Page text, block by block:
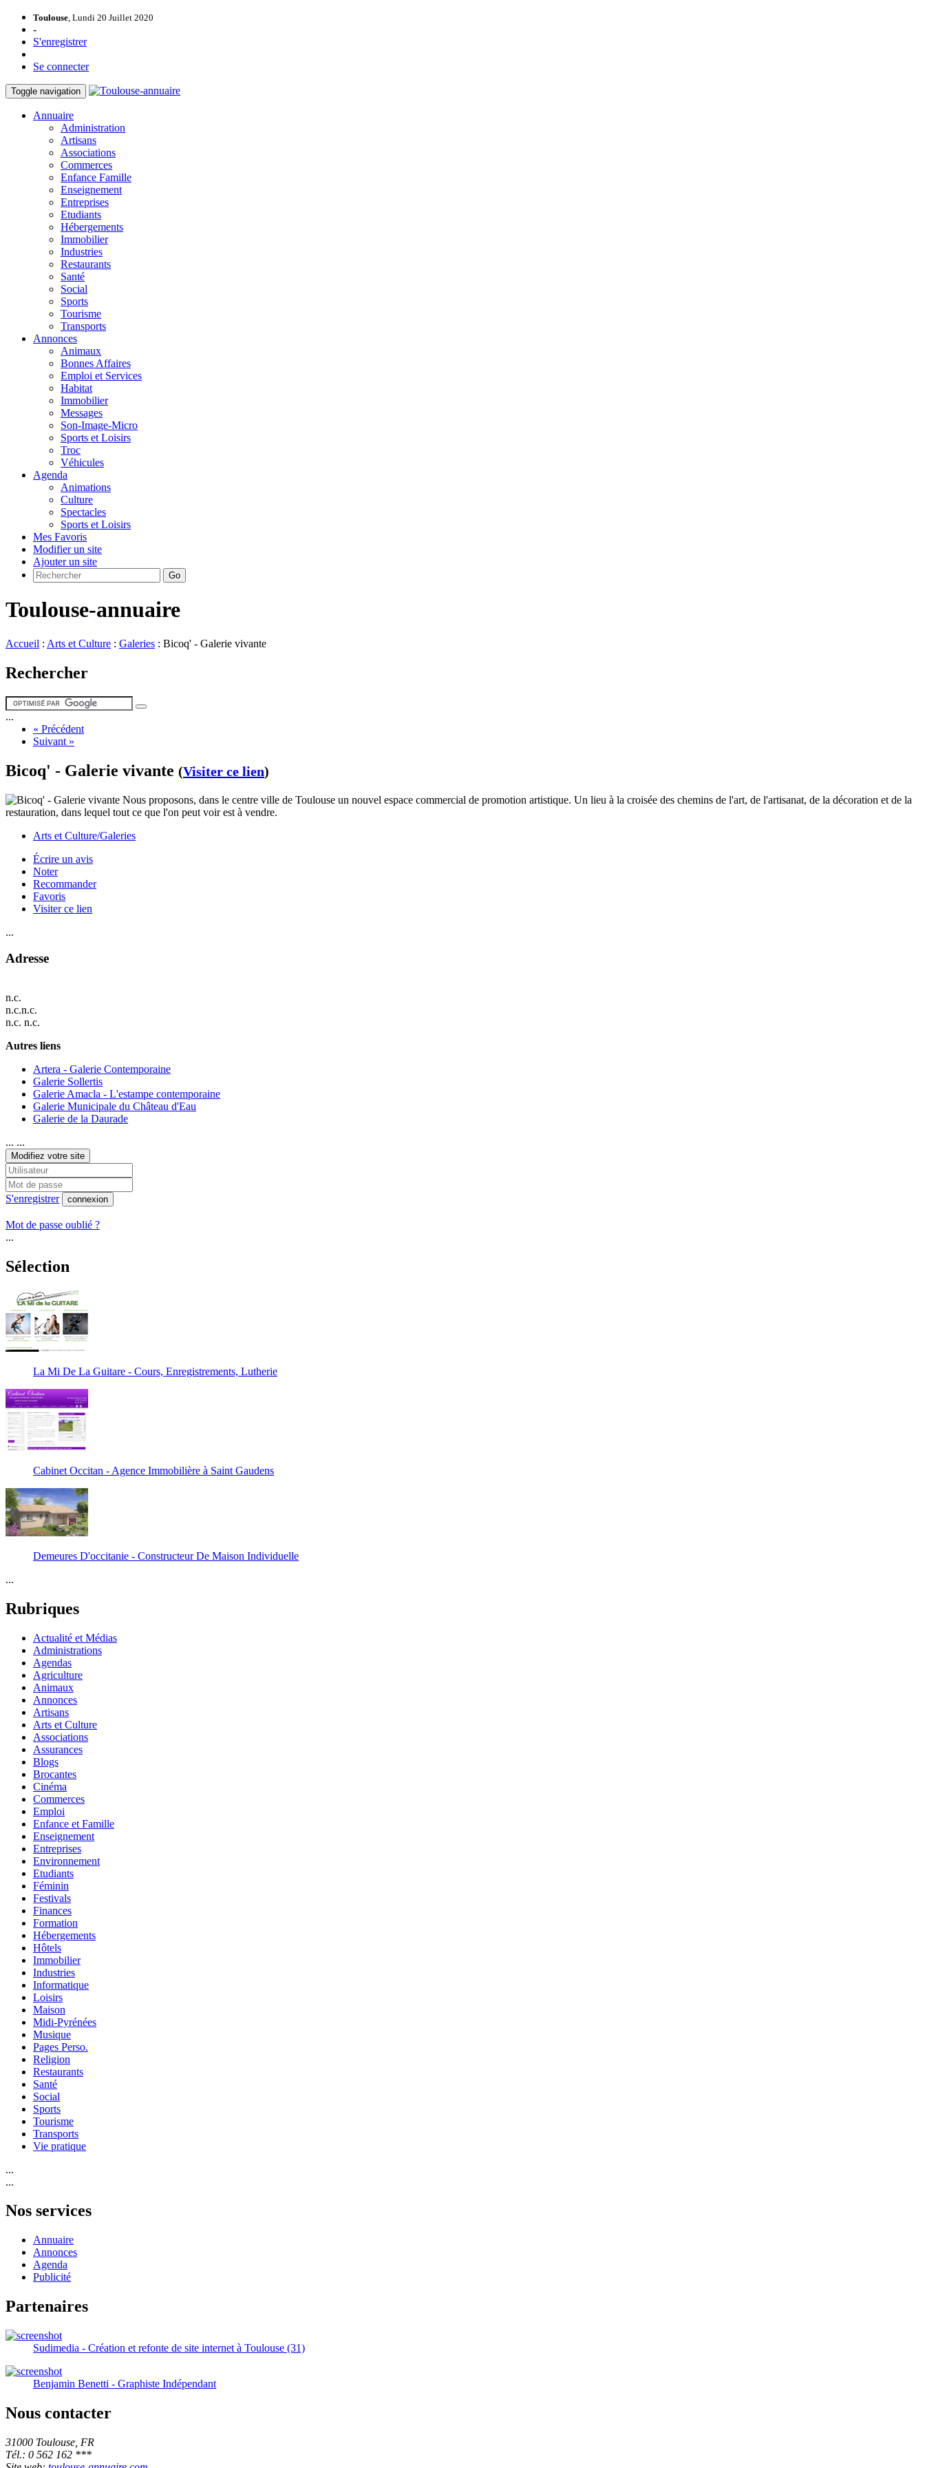
Toulouse, Lundi 20 Juillet 2020
-
S'enregistrer
Se connecter
Toggle navigation
Annuaire
Administration
Artisans
Associations
Commerces
Enfance Famille
Enseignement
Entreprises
Etudiants
Hébergements
Immobilier
Industries
Restaurants
Santé
Social
Sports
Tourisme
Transports
Annonces
Animaux
Bonnes Affaires
Emploi et Services
Habitat
Immobilier
Messages
Son-Image-Micro
Sports et Loisirs
Troc
Véhicules
Agenda
Animations
Culture
Spectacles
Sports et Loisirs
Mes Favoris
Modifier un site
Ajouter un site
Go
Toulouse-annuaire
Accueil : Arts et Culture : Galeries : Bicoq' - Galerie vivante
Rechercher
...
« Précédent
Suivant »
Bicoq' - Galerie vivante (Visiter ce lien)
Nous proposons, dans le centre ville de Toulouse un nouvel espace commercial de promotion artistique. Un lieu à la croisée des chemins de l'art, de l'artisanat, de la décoration et de la
restauration, dans lequel tout ce que l'on peut voir est à vendre.
Arts et Culture/Galeries
Écrire un avis
Noter
Recommander
Favoris
Visiter ce lien
...
Adresse
n.c.
n.c.n.c.
n.c. n.c.
Autres liens
Artera - Galerie Contemporaine
Galerie Sollertis
Galerie Amacla - L'estampe contemporaine
Galerie Municipale du Château d'Eau
Galerie de la Daurade
... ...
Modifiez votre site
S'enregistrer connexion
Mot de passe oublié ?
...
Sélection
La Mi De La Guitare - Cours, Enregistrements, Lutherie
Cabinet Occitan - Agence Immobilière à Saint Gaudens
Demeures D'occitanie - Constructeur De Maison Individuelle
...
Rubriques
Actualité et Médias
Administrations
Agendas
Agriculture
Animaux
Annonces
Artisans
Arts et Culture
Associations
Assurances
Blogs
Brocantes
Cinéma
Commerces
Emploi
Enfance et Famille
Enseignement
Entreprises
Environnement
Etudiants
Féminin
Festivals
Finances
Formation
Hébergements
Hôtels
Immobilier
Industries
Informatique
Loisirs
Maison
Midi-Pyrénées
Musique
Pages Perso.
Religion
Restaurants
Santé
Social
Sports
Tourisme
Transports
Vie pratique
...
...
Nos services
Annuaire
Annonces
Agenda
Publicité
Partenaires
Sudimedia - Création et refonte de site internet à Toulouse (31)
Benjamin Benetti - Graphiste Indépendant
Nous contacter
31000 Toulouse, FR
Tél.: 0 562 162 ***